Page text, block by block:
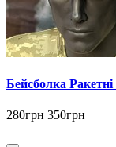
Бейсболка Ракетні
280грн 350грн